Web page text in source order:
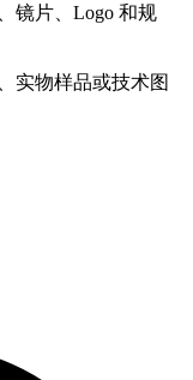
镜片、Logo 和规
实物样品或技术图